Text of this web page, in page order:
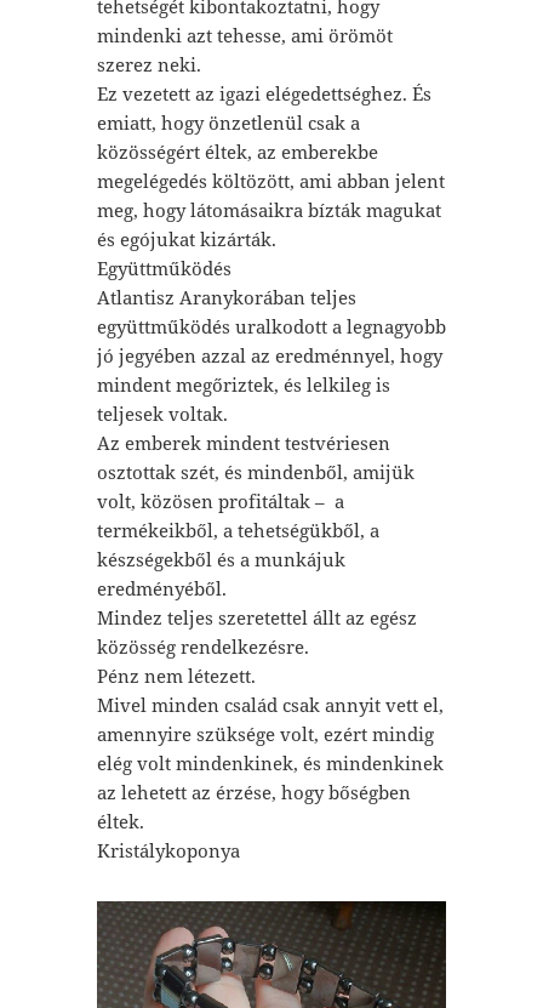
tehetségét kibontakoztatni, hogy
mindenki azt tehesse, ami örömöt
szerez neki.
Ez vezetett az igazi elégedettséghez. És
emiatt, hogy önzetlenül csak a
közösségért éltek, az emberekbe
megelégedés költözött, ami abban jelent
meg, hogy látomásaikra bízták magukat
és egójukat kizárták.
Együttműködés
Atlantisz Aranykorában teljes
együttműködés uralkodott a legnagyobb
jó jegyében azzal az eredménnyel, hogy
mindent megőriztek, és lelkileg is
teljesek voltak.
Az emberek mindent testvériesen
osztottak szét, és mindenből, amijük
volt, közösen profitáltak – a
termékeikből, a tehetségükből, a
készségekből és a munkájuk
eredményéből.
Mindez teljes szeretettel állt az egész
közösség rendelkezésre.
Pénz nem létezett.
Mivel minden család csak annyit vett el,
amennyire szüksége volt, ezért mindig
elég volt mindenkinek, és mindenkinek
az lehetett az érzése, hogy bőségben
éltek.
Kristálykoponya